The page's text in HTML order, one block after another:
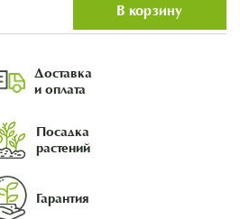
В корзину
Доставка
и оплата
Посадка
растений
Гарантия